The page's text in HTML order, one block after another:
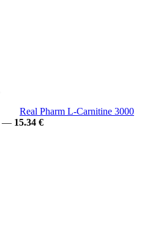
Real Pharm L-Carnitine 3000
— 15.34 €